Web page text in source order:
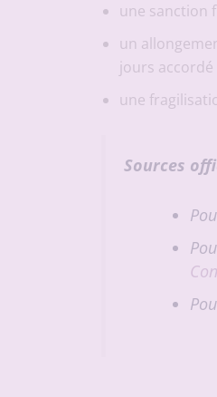
une sanction
un
jours
une
Sources